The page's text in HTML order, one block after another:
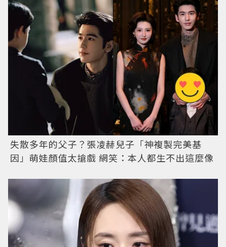
失散多年的父子？張凌赫兒子「神複製完美基
因」萌娃顏值太搶戲 網笑：本人都生不出這麼像